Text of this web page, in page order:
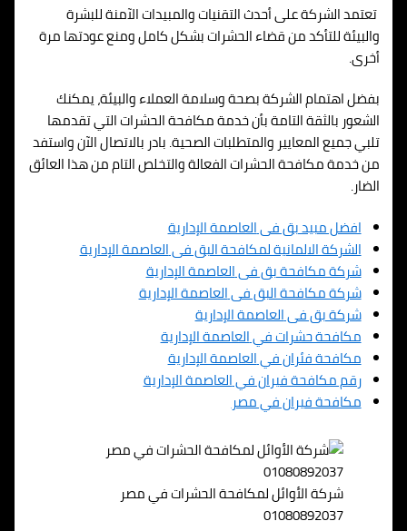
تعتمد الشركة على أحدث التقنيات والمبيدات الآمنة للبشرة
والبيئة للتأكد من قضاء الحشرات بشكل كامل ومنع عودتها مرة
أخرى.
بفضل اهتمام الشركة بصحة وسلامة العملاء والبيئة، يمكنك
الشعور بالثقة التامة بأن خدمة مكافحة الحشرات التي تقدمها
تلبي جميع المعايير والمتطلبات الصحية. بادر بالاتصال الآن واستفد
من خدمة مكافحة الحشرات الفعالة والتخلص التام من هذا العائق
الضار.
افضل مبيد بق فىالعاصمة الإدارية
الشركة الالمانية لمكافحة البق فىالعاصمة الإدارية
شركة مكافحة بق فىالعاصمة الإدارية
شركة مكافحة البق فىالعاصمة الإدارية
شركة بق فىالعاصمة الإدارية
مكافحة حشرات فيالعاصمة الإدارية
مكافحة فئران فيالعاصمة الإدارية
رقم مكافحة فيران فيالعاصمة الإدارية
مكافحة فيران في مصر
شركة الأوائل لمكافحة الحشرات في مصر
01080892037